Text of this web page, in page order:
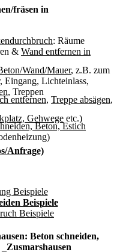
fräsen in
: Räume
& Wand entfernen in
Wand/Mauer, z.B. zum
, Eingang, Lichteinlass,
, Treppen
entfernen, Treppe absägen,
Gehwege etc.)
Beton, Estich
Anfrage)
Beispiele
Beispiele
Beispiele
Beton schneiden,